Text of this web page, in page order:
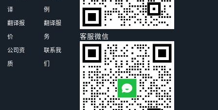
译
翻译报
价
公司资
质
例
翻译服
务
联系我
们
客服微信